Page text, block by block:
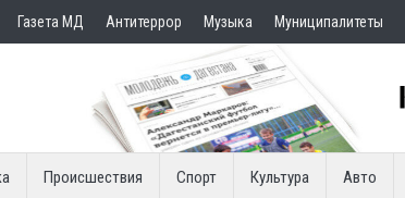
Газета МД Антитеррор Музыка Муниципалитеты
Происшествия Спорт Культура Авто